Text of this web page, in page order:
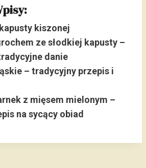
kiszonej
ze słodkiej kapusty –
danie
– tradycyjny przepis i
z mięsem mielonym –
na sycący obiad